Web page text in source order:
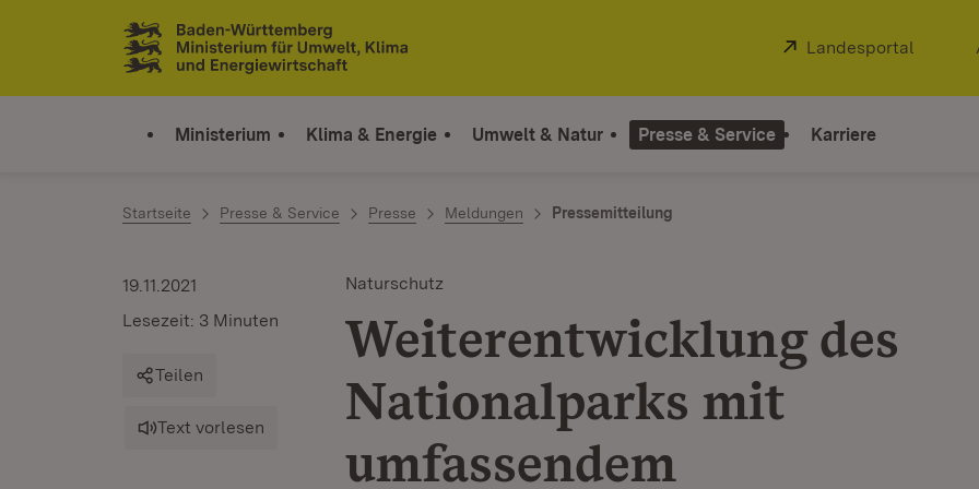
Zum Inhalt springen
Link zur Startseite
Extern:
Landesportal
Ministerium Klima & Energie Umwelt & Natur Presse & Service Karriere
Startseite Presse & Service Presse Meldungen Pressemitteilung
Naturschutz
Weiterentwicklung des
Nationalparks mit
umfassendem
19.11.2021
Lesezeit: 3 Minuten
Teilen
Text vorlesen